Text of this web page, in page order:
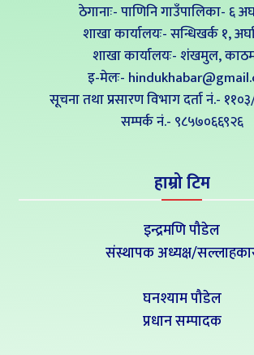
ठेगानाः- पाणिनि गाउँपालिका- ६
शाखा कार्यालयः- सन्धिखर्क १,
शाखा कार्यालयः- शंखमुल,
इ-मेलः-
सूचना तथा प्रसारण विभाग दर्ता नं.-
सम्पर्क नं‍.- ९८५७०६६९२६
हाम्रो टिम
इन्द्रमणि पौडेल
संस्थापक अध्यक्ष/
घनश्याम पौडेल
प्रधान सम्पादक